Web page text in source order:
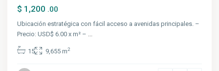
$ 1,200 .00
Ubicación estratégica con fácil acceso a avenidas principales. –
Precio: USD$ 6.00 x m² – ...
15 9,655 m2